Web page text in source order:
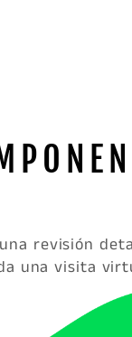
revisión
una visita